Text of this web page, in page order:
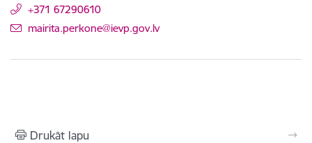
+371 67290610
E-pasts:
mairita.perkone@ievp.gov.lv
Drukāt lapu